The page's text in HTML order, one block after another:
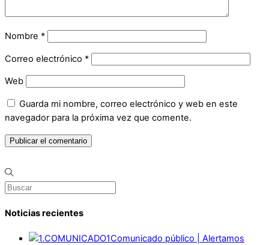
Nombre *
Correo electrónico *
Web
Guarda mi nombre, correo electrónico y web en este
navegador para la próxima vez que comente.
Noticias recientes
Comunicado público | Alertamos